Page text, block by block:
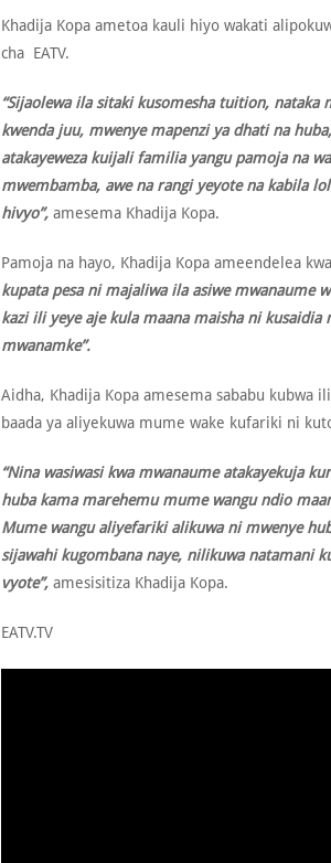
Khadija Kopa ametoa kauli hiyo wakati
cha EATV.
“Sijaolewa ila sitaki kusomesha tuition,
kwenda juu, mwenye mapenzi ya dhati na
atakayeweza kuijali familia yangu pamoja na
mwembamba, awe na rangi yeyote na kabila
hivyo”, amesema Khadija Kopa.
Pamoja na hayo, Khadija Kopa ameendelea
kupata pesa ni majaliwa ila asiwe mwanaume
kazi ili yeye aje kula maana maisha ni kusaidia
mwanamke”.
Aidha, Khadija Kopa amesema sababu kubwa
baada ya aliyekuwa mume wake kufariki ni
“Nina wasiwasi kwa mwanaume atakayekuja
huba kama marehemu mume wangu ndio
Mume wangu aliyefariki alikuwa ni mwenye
sijawahi kugombana naye, nilikuwa natamani
vyote”,amesisitiza Khadija Kopa.
EATV.TV